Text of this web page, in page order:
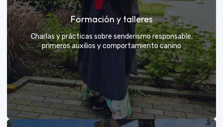
Tú eliges el parche y nosotros nos encargamos de
una aventura exclusiva
Formación y talleres
Charlas y prácticas sobre senderismo responsable,
primeros auxilios y comportamiento canino